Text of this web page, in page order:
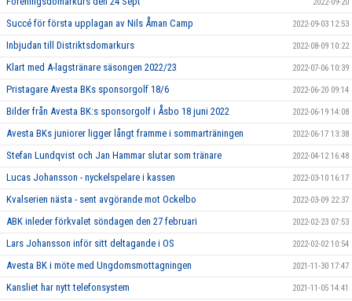
Succé för första upplagan av Nils Åman Camp 2022-09-03 12:53
Inbjudan till Distriktsdomarkurs 2022-08-09 10:22
Klart med A-lagstränare säsongen 2022/23 2022-07-06 10:39
Pristagare Avesta BKs sponsorgolf 18/6 2022-06-20 09:14
Bilder från Avesta BK:s sponsorgolf i Åsbo 18 juni 2022 2022-06-19 14:08
Avesta BKs juniorer ligger långt framme i sommarträningen 2022-06-17 13:38
Stefan Lundqvist och Jan Hammar slutar som tränare 2022-04-12 16:48
Lucas Johansson - nyckelspelare i kassen 2022-03-10 16:17
Kvalserien nästa - sent avgörande mot Ockelbo 2022-03-09 22:37
ABK inleder förkvalet söndagen den 27 februari 2022-02-23 07:53
Lars Johansson inför sitt deltagande i OS 2022-02-02 10:54
Avesta BK i möte med Ungdomsmottagningen 2021-11-30 17:47
Kansliet har nytt telefonsystem 2021-11-05 14:41